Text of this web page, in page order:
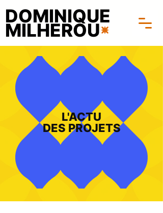
DOMINIQUE
MILHEROU
L'ACTU
DES PROJETS